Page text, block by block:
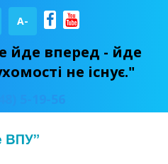
A-
йде вперед - йде
не існує."